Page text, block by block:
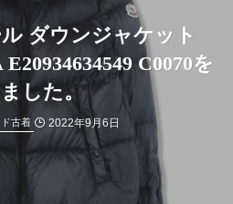
ダウンジャケット
C0070を
した。
古着 2022年9月6日